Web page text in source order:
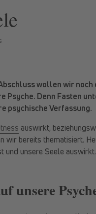
wollen wir
Psyche. Denn Fasten
psychische Verfassung.
auswirkt,
wir bereits thematisiert.
und unsere Seele
unsere